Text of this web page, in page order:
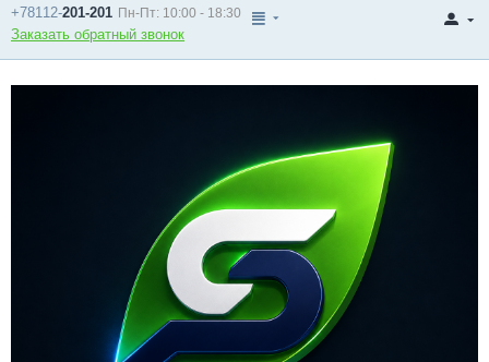
+78112-201-201 Пн-Пт: 10:00 - 18:30
Заказать обратный звонок